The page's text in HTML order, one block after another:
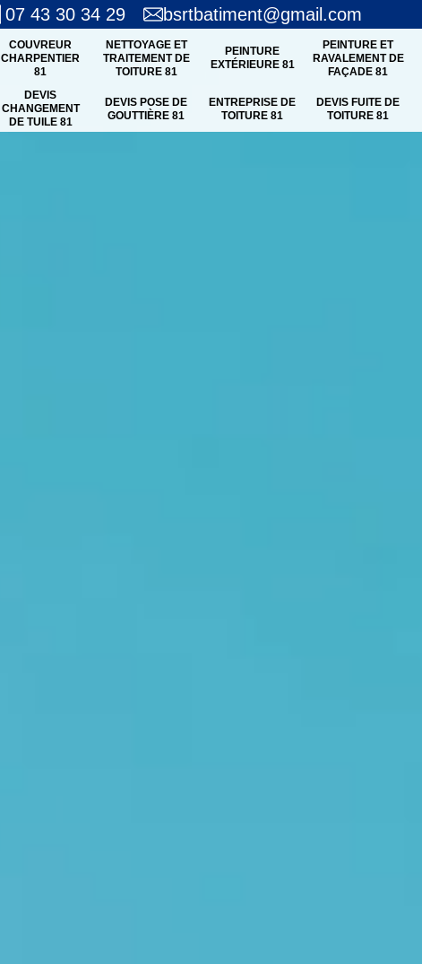
07 43 30 34 29 bsrtbatiment@gmail.com
COUVREUR
CHARPENTIER
81
NETTOYAGE ET
TRAITEMENT DE
TOITURE 81
PEINTURE
EXTÉRIEURE 81
PEINTURE ET
RAVALEMENT DE
FAÇADE 81
DEVIS
CHANGEMENT
DE TUILE 81
DEVIS POSE DE
GOUTTIÈRE 81
ENTREPRISE DE
TOITURE 81
DEVIS FUITE DE
TOITURE 81